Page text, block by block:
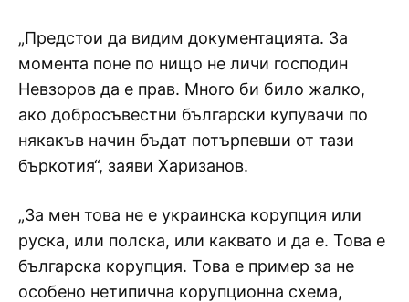
„Предстои да видим документацията. За
момента поне по нищо не личи господин
Невзоров да е прав. Много би било жалко,
ако добросъвестни български купувачи по
някакъв начин бъдат потърпевши от тази
бъркотия“, заяви Харизанов.
„За мен това не е украинска корупция или
руска, или полска, или каквато и да е. Това е
българска корупция. Това е пример за не
особено нетипична корупционна схема,